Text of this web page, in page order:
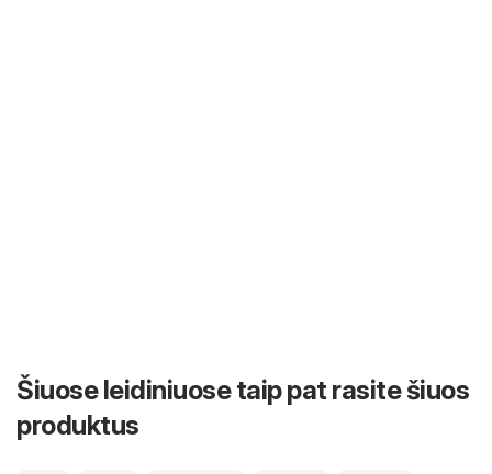
Šiuose leidiniuose taip pat rasite šiuos
produktus